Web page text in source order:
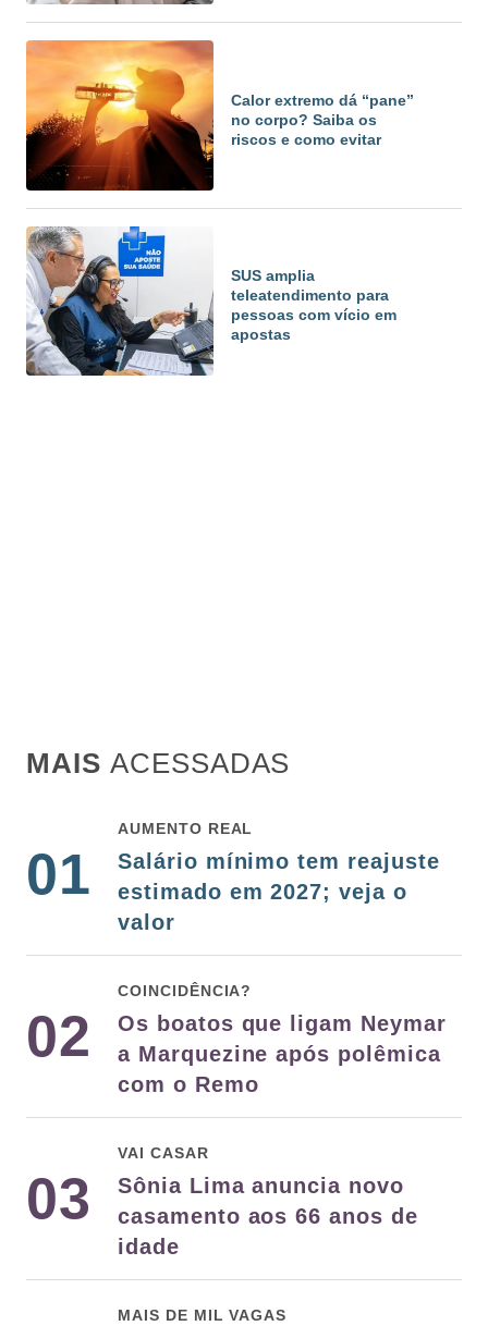
Calor extremo dá “pane”
no corpo? Saiba os
riscos e como evitar
SUS amplia
teleatendimento para
pessoas com vício em
apostas
MAIS ACESSADAS
01
AUMENTO REAL
Salário mínimo tem reajuste
estimado em 2027; veja o
valor
02
COINCIDÊNCIA?
Os boatos que ligam Neymar
a Marquezine após polêmica
com o Remo
03
VAI CASAR
Sônia Lima anuncia novo
casamento aos 66 anos de
idade
MAIS DE MIL VAGAS